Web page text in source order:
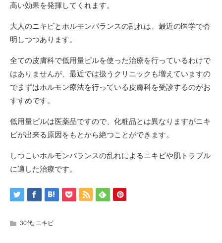
高い効果を発揮してくれます。
大人のニキビとホルモンバランスの乱れは、最近の医学で杏
明しつつあります。
全ての皮膚科で低用量ピルを使った治療を行っているわけで
はありませんが、最近では扱うクリニックも増えていますの
でまずはホルモン療法を行っている皮膚科を受診するのがお
すすめです。
低用量ピルは医薬品ですので、化粧品とは異なりますがニキ
ビが出来る原因をもとから絶つことができます。
しつこいホルモンバランスの乱れによるニキビや肌トラブル
に適した治療です。
30代 ニキビ